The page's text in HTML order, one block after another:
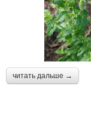
читать дальше →